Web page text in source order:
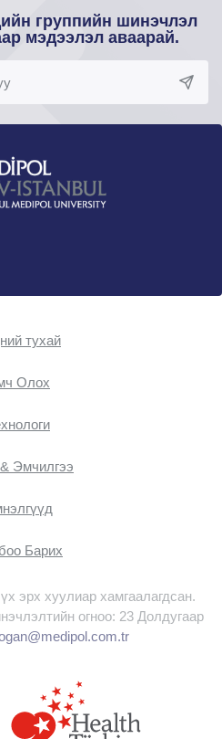
группийн шинэчлэл
мэдээлэл аваарай.
тухай
Oлох
Эмчилгээ
Барих
эрх хуулиар хамгаалагдсан.
огноо: 23 Долдугаар